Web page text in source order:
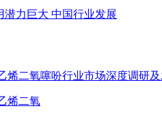
潜力巨大 中国行业发展
烯二氧噻吩行业市场深度调研
烯二氧